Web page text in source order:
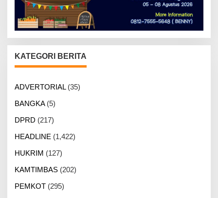
KATEGORI BERITA
ADVERTORIAL(35)
BANGKA(5)
DPRD (217)
HEADLINE (1,422)
HUKRIM (127)
KAMTIMBAS (202)
PEMKOT (295)